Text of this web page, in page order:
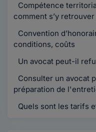
Compétence
comment s’y retrouver
Convention
conditions, coûts
Un avocat peut-il
Consulter un avocat
préparation de
Quels sont les tarifs